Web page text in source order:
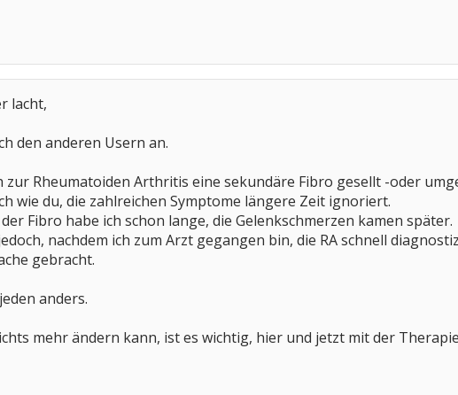
lacht,
den anderen Usern an.
zur Rheumatoiden Arthritis eine sekundäre Fibro gesellt -oder
wie du, die zahlreichen Symptome längere Zeit ignoriert.
Fibro habe ich schon lange, die Gelenkschmerzen kamen später.
nachdem ich zum Arzt gegangen bin, die RA schnell
gebracht.
anders.
mehr ändern kann, ist es wichtig, hier und jetzt mit der